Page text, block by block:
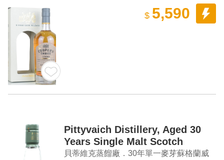
$ 5,590
Pittyvaich Distillery, Aged 30
Years Single Malt Scotch
Whisky 2020 Special Release
貝蒂維克蒸餾廠．30年單一麥芽蘇格蘭威